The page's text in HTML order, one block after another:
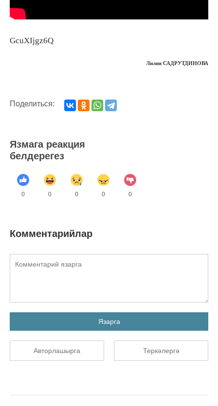
GcuXIjgz6Q
Лилия САДРУТДИНОВА
Поделиться:
Язмага реакция
белдерегез
0 0 0 0 0
Комментарийлар
Язарга
Авторлашырга Теркәлергә